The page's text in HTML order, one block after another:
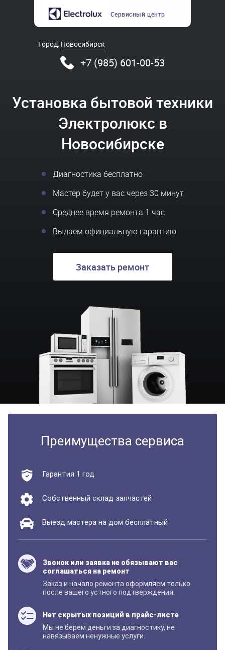
Сервисный центр
Город: Новосибирск
+7 (985) 601-00-53
Установка бытовой техники
Электролюкс в
Новосибирске
Диагностика бесплатно
Мастер будет у вас через 30 минут
Среднее время ремонта 1 час
Выдаем официальную гарантию
Заказать ремонт
Преимущества сервиса
Гарантия 1 год
Собственный склад запчастей
Выезд мастера на дом бесплатный
Звонок или заявка не обязывают вас
соглашаться на ремонт
Заказ и начало ремонта оформляем только
после вашего устного подтверждения.
Нет скрытых позиций в прайс-листе
Мы не берем деньги за диагностику, не
навязываем ненужные услуги.